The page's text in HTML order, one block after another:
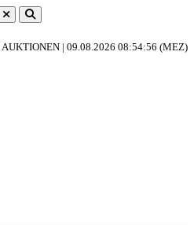
AUKTIONEN | 09.08.2026 08:54:56 (MEZ)